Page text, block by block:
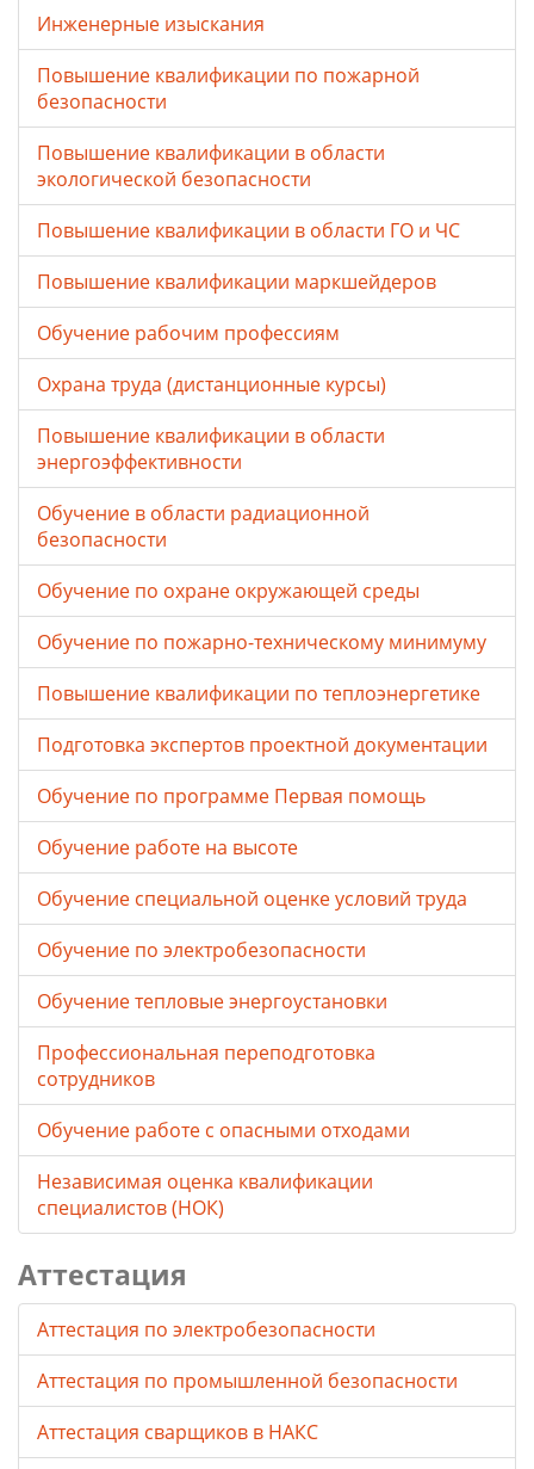
Инженерные изыскания
Повышение квалификации по пожарной
безопасности
Повышение квалификации в области
экологической безопасности
Повышение квалификации в области ГО и ЧС
Повышение квалификации маркшейдеров
Обучение рабочим профессиям
Охрана труда (дистанционные курсы)
Повышение квалификации в области
энергоэффективности
Обучение в области радиационной
безопасности
Обучение по охране окружающей среды
Обучение по пожарно-техническому минимуму
Повышение квалификации по теплоэнергетике
Подготовка экспертов проектной документации
Обучение по программе Первая помощь
Обучение работе на высоте
Обучение специальной оценке условий труда
Обучение по электробезопасности
Обучение тепловые энергоустановки
Профессиональная переподготовка
сотрудников
Обучение работе с опасными отходами
Независимая оценка квалификации
специалистов (НОК)
Аттестация
Аттестация по электробезопасности
Аттестация по промышленной безопасности
Аттестация сварщиков в НАКС